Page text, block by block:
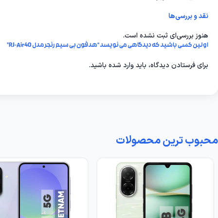
نقد و بررسی‌ها
هنوز بررسی‌ای ثبت نشده است.
اولین کسی باشید که دیدگاهی می نویسد “هدفون بی سیم رنجر مدل RJ-Air40”
برای فرستادن دیدگاه، بایدوارد شده باشید.
محبوب ترین محصولات